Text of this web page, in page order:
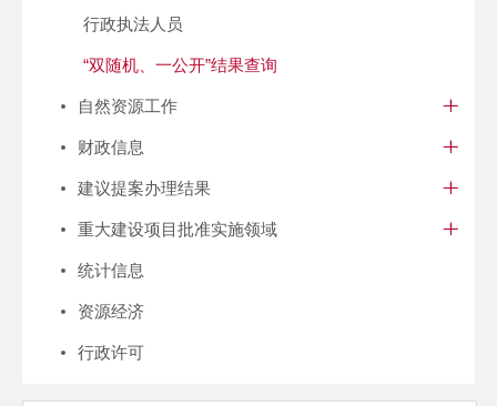
行政执法人员
“双随机、一公开”结果查询
自然资源工作
财政信息
建议提案办理结果
重大建设项目批准实施领域
统计信息
资源经济
行政许可